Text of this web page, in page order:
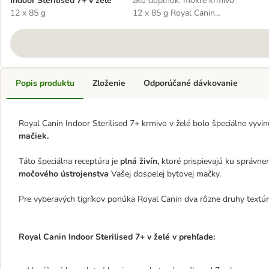
12 x 85 g
12 x 85 g Royal Canin
Popis produktu
Royal Canin Indoor Sterilised 7+ krmivo v želé bolo špeciálne
mačiek.
Táto špeciálna receptúra je plná živín, ktoré prispievajú ku
močového ústrojenstva Vašej dospelej bytovej mačky.
Pre vyberavých tigríkov ponúka Royal Canin dva rôzne druhy
Royal Canin Indoor Sterilised 7+ v želé v prehľade:
Zloženie Odporúčané dávkovanie